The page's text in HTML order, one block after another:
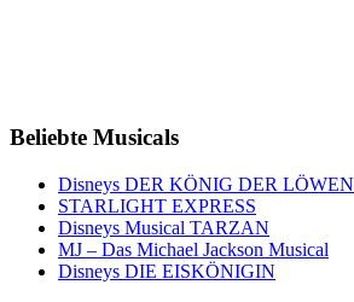
Beliebte Musicals
Disneys DER KÖNIG DER LÖWEN
STARLIGHT EXPRESS
Disneys Musical TARZAN
MJ – Das Michael Jackson Musical
Disneys DIE EISKÖNIGIN